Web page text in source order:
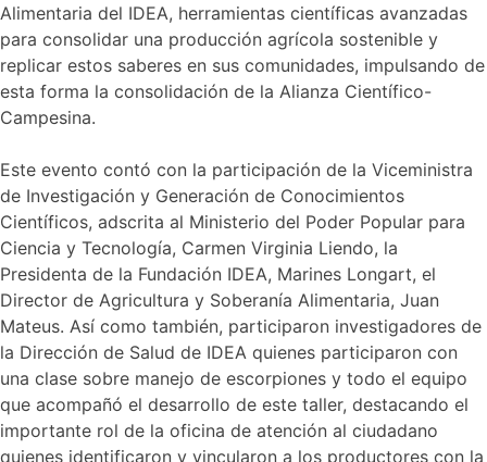
Alimentaria del IDEA, herramientas científicas avanzadas
para consolidar una producción agrícola sostenible y
replicar estos saberes en sus comunidades, impulsando de
esta forma la consolidación de la Alianza Científico-
Campesina.
Este evento contó con la participación de la Viceministra
de Investigación y Generación de Conocimientos
Científicos, adscrita al Ministerio del Poder Popular para
Ciencia y Tecnología, Carmen Virginia Liendo, la
Presidenta de la Fundación IDEA, Marines Longart, el
Director de Agricultura y Soberanía Alimentaria, Juan
Mateus. Así como también, participaron investigadores de
la Dirección de Salud de IDEA quienes participaron con
una clase sobre manejo de escorpiones y todo el equipo
que acompañó el desarrollo de este taller, destacando el
importante rol de la oficina de atención al ciudadano
quienes identificaron y vincularon a los productores con la